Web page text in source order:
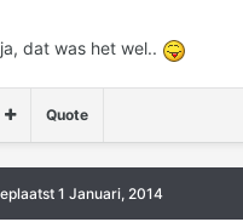
dat was het wel..
Quote
1 Januari, 2014